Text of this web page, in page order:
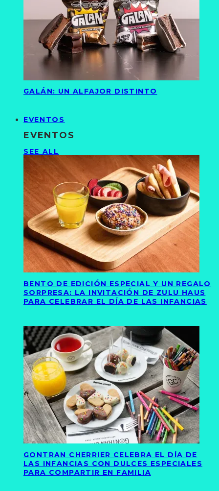
GALÁN: UN ALFAJOR DISTINTO
EVENTOS
EVENTOS
SEE ALL
BENTO DE EDICIÓN ESPECIAL Y UN REGALO
SORPRESA: LA INVITACIÓN DE ZULU HAUS
PARA CELEBRAR EL DÍA DE LAS INFANCIAS
GONTRAN CHERRIER CELEBRA EL DÍA DE
LAS INFANCIAS CON DULCES ESPECIALES
PARA COMPARTIR EN FAMILIA